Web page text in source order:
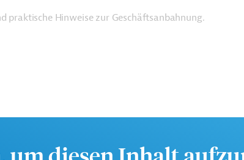
praktische Hinweise zur Geschäftsanbahnung.